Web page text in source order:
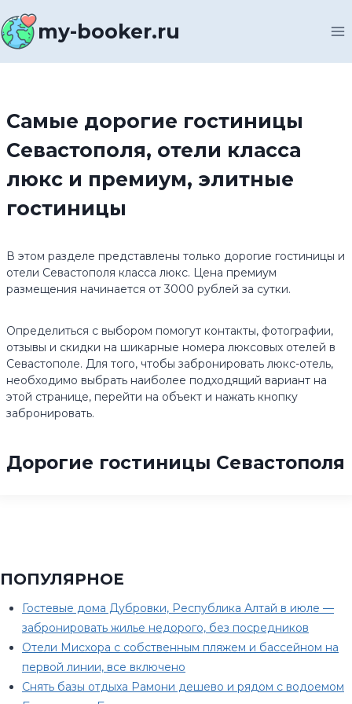
к
содержимомуmy-booker.ru
Самые дорогие гостиницы
Севастополя, отели класса
люкс и премиум, элитные
гостиницы
В этом разделе представлены только дорогие гостиницы и
отели Севастополя класса люкс. Цена премиум
размещения начинается от 3000 рублей за сутки.
Определиться с выбором помогут контакты, фотографии,
отзывы и скидки на шикарные номера люксовых отелей в
Севастополе. Для того, чтобы забронировать люкс-отель,
необходимо выбрать наиболее подходящий вариант на
этой странице, перейти на объект и нажать кнопку
забронировать.
Дорогие гостиницы Севастополя
ПОПУЛЯРНОЕ
Гостевые дома Дубровки, Республика Алтай в июле —
забронировать жилье недорого, без посредников
Отели Мисхора с собственным пляжем и бассейном на
первой линии, все включено
Снять базы отдыха Рамони дешево и рядом с водоемом